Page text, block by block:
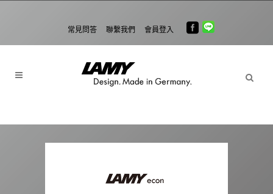
常見問答 聯繫我們 會員登入